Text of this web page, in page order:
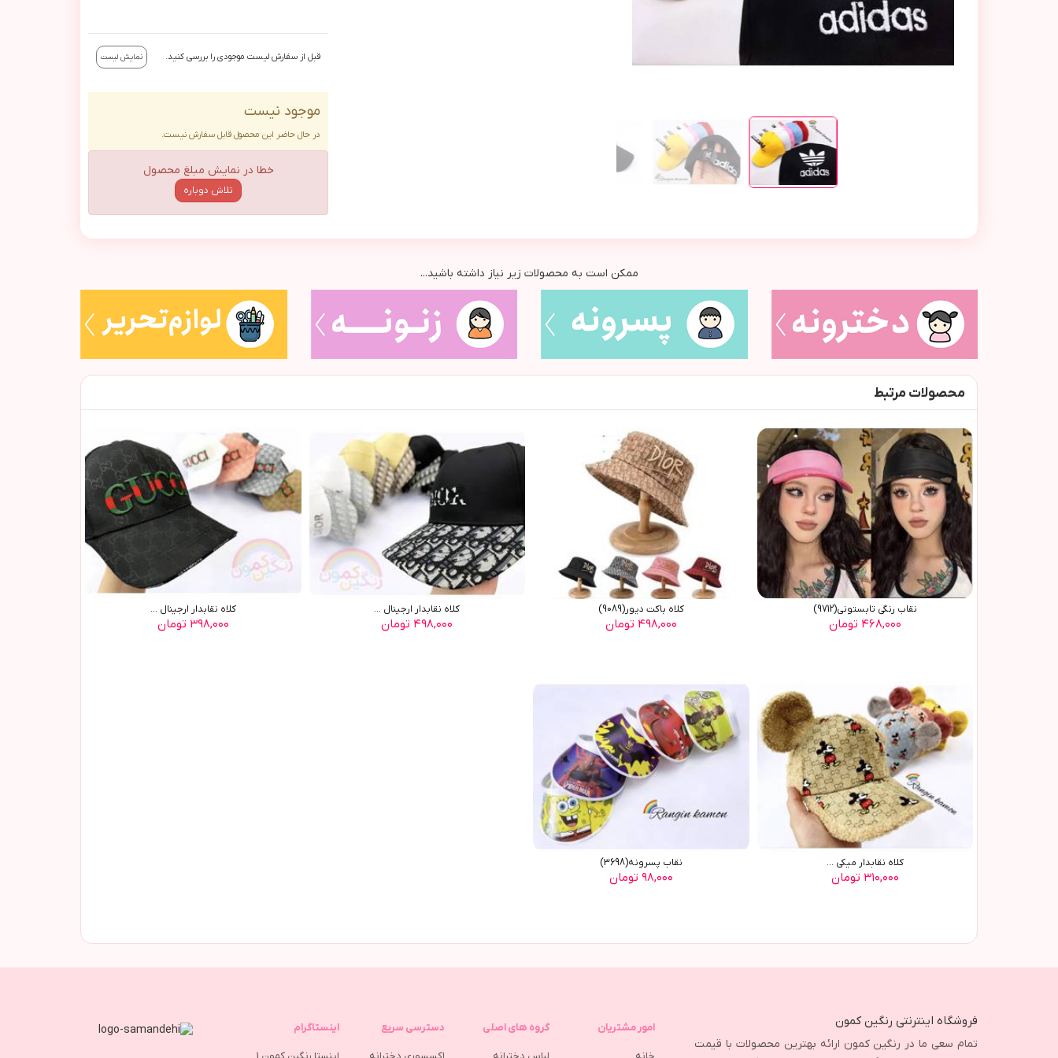
قبل از سفارش لیست موجودی را بررسی کنید. نمایش لیست
موجود نیست
در حال حاضر این محصول قابل سفارش نیست.
خطا در نمایش مبلغ محصول
تلاش دوباره
ممکن است به محصولات زیر نیاز داشته باشید...
محصولات مرتبط
نقاب رنگی تابستونی(9712)
۴۶۸,۰۰۰ تومان
کلاه باکت دیور(9089)
۴۹۸,۰۰۰ تومان
کلاه نقابدار ارجینال ...
۴۹۸,۰۰۰ تومان
کلاه نقابدار ارجینال ...
۳۹۸,۰۰۰ تومان
کلاه نقابدار میکی ...
۳۱۰,۰۰۰ تومان
نقاب پسرونه(3698)
۹۸,۰۰۰ تومان
فروشگاه اینترنتی رنگین کمون
تمام سعی ما در رنگین کمون ارائه بهترین محصولات با قیمت
امور مشتریان گروه های اصلی دسترسی سریع اینستاگرام